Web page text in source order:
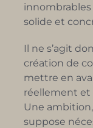
solide et
Il ne s’agit
création de
mettre en
réellement et
Une
suppose